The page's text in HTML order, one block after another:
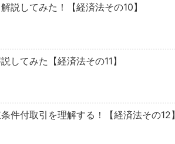
説してみた！【経済法その10】
してみた【経済法その11】
件付取引を理解する！【経済法その12】